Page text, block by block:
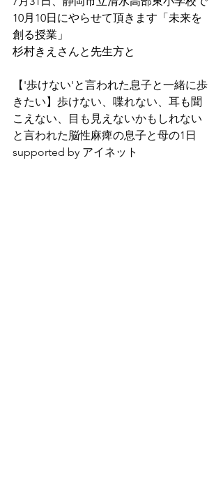
10月10日にやらせて頂きます「未来を
創る授業」
杉村きえさんと先生方と
【'歩けない'と言われた息子と一緒に歩
きたい】歩けない、喋れない、耳も聞
こえない、目も見えないかもしれない
と言われた脳性麻痺の息子と母の1日
supported by アイネット